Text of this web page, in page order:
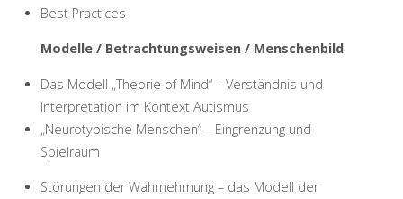
Best Practices
Modelle / Betrachtungsweisen / Menschenbild
Das Modell „Theorie of Mind“ – Verständnis und
Interpretation im Kontext Autismus
„Neurotypische Menschen“ – Eingrenzung und
Spielraum
Störungen der Wahrnehmung – das Modell der